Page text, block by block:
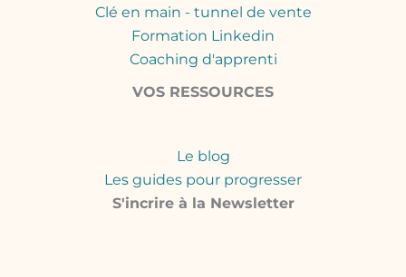
Clé en main - tunnel de vente
Formation Linkedin
Coaching d'apprenti
VOS RESSOURCES
Le blog
Les guides pour progresser
S'incrire à la Newsletter